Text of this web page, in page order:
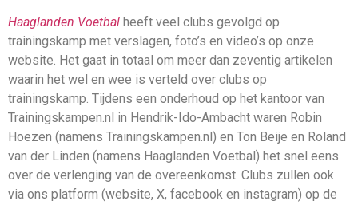
Haaglanden Voetbal heeft veel clubs gevolgd op
trainingskamp met verslagen, foto’s en video’s op onze
website. Het gaat in totaal om meer dan zeventig artikelen
waarin het wel en wee is verteld over clubs op
trainingskamp. Tijdens een onderhoud op het kantoor van
Trainingskampen.nl in Hendrik-Ido-Ambacht waren Robin
Hoezen (namens Trainingskampen.nl) en Ton Beije en Roland
van der Linden (namens Haaglanden Voetbal) het snel eens
over de verlenging van de overeenkomst. Clubs zullen ook
via ons platform (website, X, facebook en instagram) op de